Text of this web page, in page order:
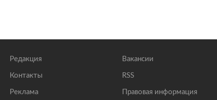
Редакция
Контакты
Реклама
Вакансии
RSS
Правовая информация